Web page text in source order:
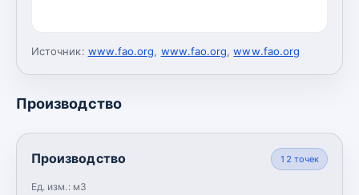
Источник: www.fao.org, www.fao.org,www.fao.org
Производство
Производство
Ед. изм.: м3
12 точек